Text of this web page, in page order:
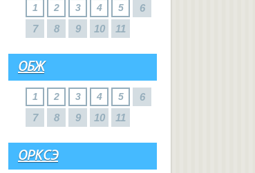
1 2 3 4 5
6
7
8 9 10 11
ОБЖ
1 2 3 4 5
6
7
8 9 10 11
ОРКСЭ